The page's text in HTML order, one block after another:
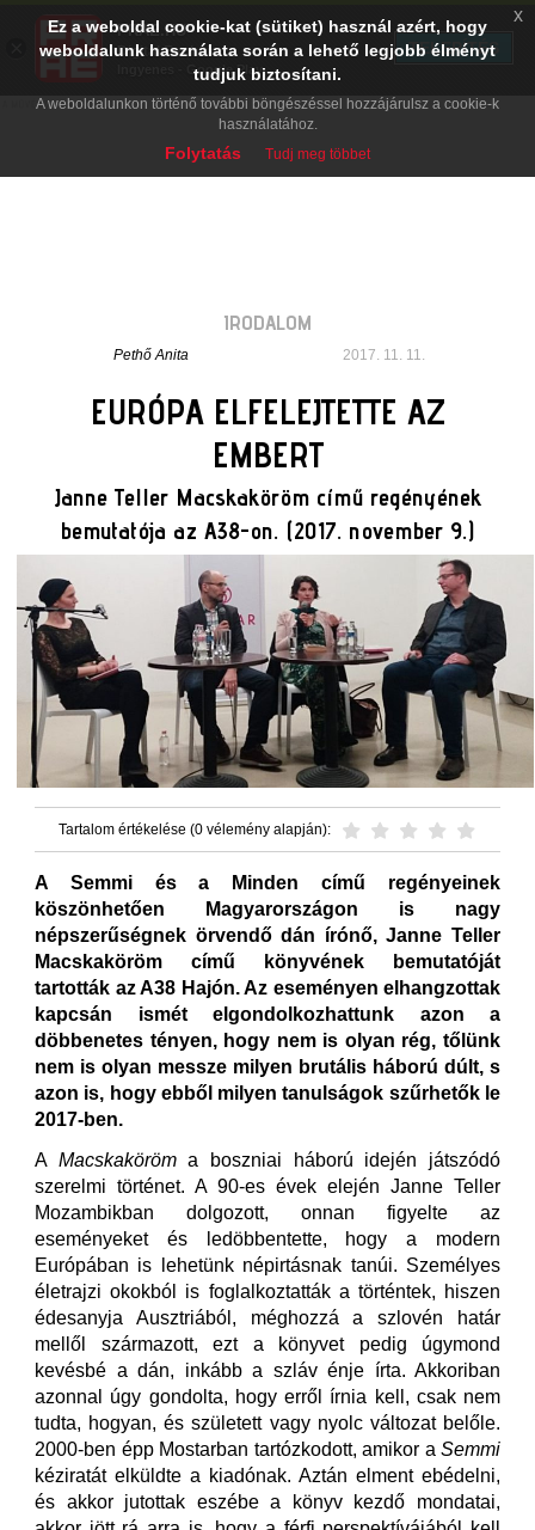
IRODALOM
Pethő Anita 2017. 11. 11.
EURÓPA ELFELEJTETTE AZ
EMBERT
Janne Teller Macskaköröm című regényének
bemutatója az A38-on. (2017. november 9.)
Tartalom értékelése (0 vélemény alapján):
A Semmi és a Minden című regényeinek
köszönhetően Magyarországon is nagy
népszerűségnek örvendő dán írónő, Janne Teller
Macskaköröm című könyvének bemutatóját
tartották az A38 Hajón. Az eseményen elhangzottak
kapcsán ismét elgondolkozhattunk azon a
döbbenetes tényen, hogy nem is olyan rég, tőlünk
nem is olyan messze milyen brutális háború dúlt, s
azon is, hogy ebből milyen tanulságok szűrhetők le
2017-ben.
A Macskaköröma boszniai háború idején játszódó
szerelmi történet. A 90-es évek elején Janne Teller
Mozambikban dolgozott, onnan figyelte az
eseményeket és ledöbbentette, hogy a modern
Európában is lehetünk népirtásnak tanúi. Személyes
életrajzi okokból is foglalkoztatták a történtek, hiszen
édesanyja Ausztriából, méghozzá a szlovén határ
mellől származott, ezt a könyvet pedig úgymond
kevésbé a dán, inkább a szláv énje írta. Akkoriban
azonnal úgy gondolta, hogy erről írnia kell, csak nem
tudta, hogyan, és született vagy nyolc változat belőle.
2000-ben épp Mostarban tartózkodott, amikor a Semmi
kéziratát elküldte a kiadónak. Aztán elment ebédelni,
és akkor jutottak eszébe a könyv kezdő mondatai,
Ez a weboldal cookie-kat (sütiket) használ azért, hogy
weboldalunk használata során a lehető legjobb élményt
tudjuk biztosítani.
A weboldalunkon történő további böngészéssel hozzájárulsz a cookie-k
használatához.
Folytatás Tudj meg többet
x
PRAE.HU
Digital Evolution
Ingyenes - Google Play
TELEPÍTÉS